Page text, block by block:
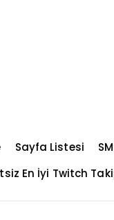
Sayfa Listesi
En İyi Twitch